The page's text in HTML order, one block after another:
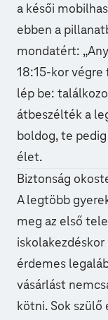
a késői
ebben a
mondatért:
18:15-kor végre
lép be:
átbeszélték a
boldog, te
élet.
Biztonság
A legtöbb
meg az első
érdemes
vásárlást
kötni. Sok szülő